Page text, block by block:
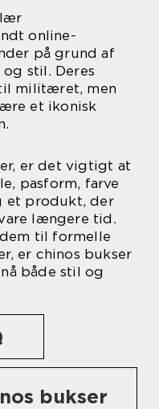
online-
på grund af
stil. Deres
militæret, men
et ikonisk
er det vigtigt at
pasform, farve
et produkt, der
længere tid.
til formelle
er chinos bukser
både stil og
bukser